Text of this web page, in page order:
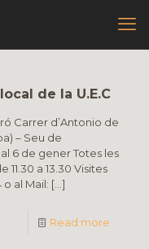
de la U.E.C
Carrer d’Antonio de
– Seu de
6 de gener Totes les
a 13.30 Visites
al Mail: […]
Read more